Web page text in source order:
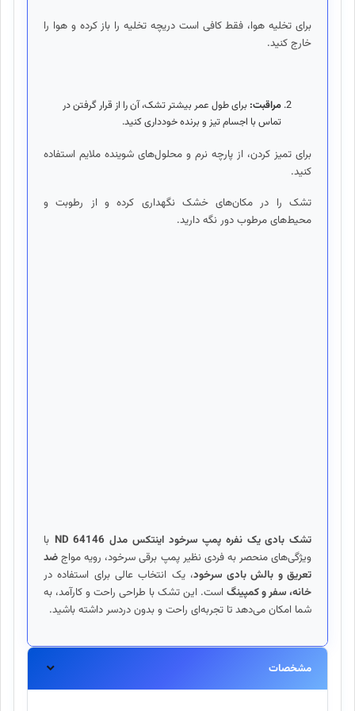
برای تخلیه هوا، فقط کافی است دریچه تخلیه را باز کرده و هوا را
خارج کنید.
مراقبت:برای طول عمر بیشتر تشک، آن را از قرار گرفتن در
تماس با اجسام تیز و برنده خودداری کنید.
برای تمیز کردن، از پارچه نرم و محلول‌های شوینده ملایم استفاده
کنید.
تشک را در مکان‌های خشک نگهداری کرده و از رطوبت و
محیط‌های مرطوب دور نگه دارید.
تشک بادی یک نفره پمپ سرخود اینتکس مدل 64146 ND
با
ویژگی‌های منحصر به فردی نظیر پمپ برقی سرخود، رویه مواجضد
تعریق و بالش بادی سرخود، یک انتخاب عالی برای استفاده در
خانه، سفر و کمپینگ است. این تشک با طراحی راحت و کارآمد، به
شما امکان می‌دهد تا تجربه‌ای راحت و بدون دردسر داشته باشید.
نوع
تحمل وزن
136 کیلوگرم
مشخصات